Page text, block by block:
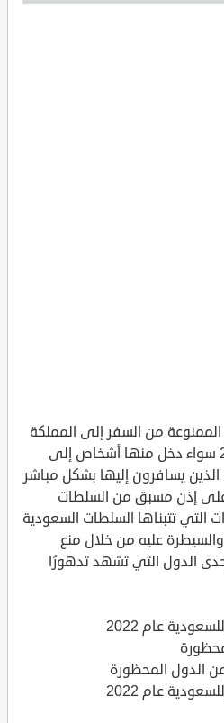
من السفر إلى المملكة
العربية السعودية عام 2022 سواء دخل منها أشخاص إلى
يسافرون إليها بشكل مباشر
إذن مسبق من السلطات
التي تتبناها السلطات السعودية
والسيطرة عليه من خلال منع
الدول التي تشهد تدهورًا
عام 2022
الدول المحظورة
عام 2022